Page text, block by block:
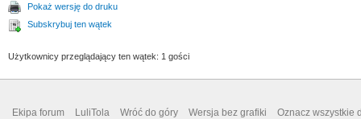
Pokaż wersję do druku
Subskrybuj ten wątek
Użytkownicy przeglądający ten wątek: 1 gości
Ekipa forum LuliTola Wróć do góry Wersja bez grafiki Oznacz wszystkie